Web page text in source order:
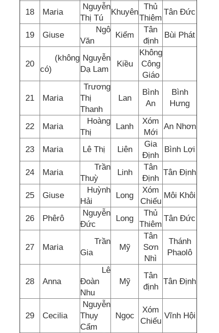
18 Maria
Nguyễn
Thị Tú
Khuyên
Thủ
Thiêm
Tân Đức
19 Giuse
Ngô
Văn
Kiểm
Tân
định
Bùi Phát
20
(không
có)
Nguyễn
Dạ Lam
Kiều
Không
Công
Giáo
21 Maria
Trương
Thị
Thanh
Lan
Bình
An
Bình
Hưng
22 Maria
Hoàng
Thị
Lanh
Xóm
Mới
An Nhơn
23 Maria Lê Thị Liên
Gia
Định
Bình Lợi
24 Maria
Trần
Thuỳ
Linh
Tân
Định
Tân Định
25 Giuse
Huỳnh
Hải
Long
Xóm
Chiếu
Môi Khôi
26 Phêrô
Nguyễn
Đức
Long
Thủ
Thiêm
Tân Đức
27 Maria
Trần
Gia
Mỹ
Tân
Sơn
Nhì
Thánh
Phaolô
28 Anna
Lê
Đoàn
Nhu
Mỹ
Tân
định
Tân Định
29 Cecilia
Nguyễn
Thụy
Cẩm
Ngọc
Xóm
Chiếu
Vĩnh Hội